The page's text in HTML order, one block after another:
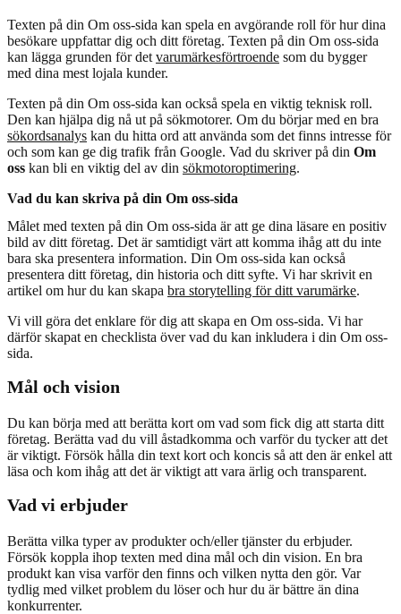
Texten på din Om oss-sida kan spela en avgörande roll för hur dina
besökare uppfattar dig och ditt företag. Texten på din Om oss-sida
kan lägga grunden för det varumärkesförtroende som du bygger
med dina mest lojala kunder.
Texten på din Om oss-sida kan också spela en viktig teknisk roll.
Den kan hjälpa dig nå ut på sökmotorer. Om du börjar med en bra
sökordsanalys kan du hitta ord att använda som det finns intresse för
och som kan ge dig trafik från Google. Vad du skriver på din Om
oss kan bli en viktig del av din sökmotoroptimering.
Vad du kan skriva på din Om oss-sida
Målet med texten på din Om oss-sida är att ge dina läsare en positiv
bild av ditt företag. Det är samtidigt värt att komma ihåg att du inte
bara ska presentera information. Din Om oss-sida kan också
presentera ditt företag, din historia och ditt syfte. Vi har skrivit en
artikel om hur du kan skapa bra storytelling för ditt varumärke.
Vi vill göra det enklare för dig att skapa en Om oss-sida. Vi har
därför skapat en checklista över vad du kan inkludera i din Om oss-
sida.
Mål och vision
Du kan börja med att berätta kort om vad som fick dig att starta ditt
företag. Berätta vad du vill åstadkomma och varför du tycker att det
är viktigt. Försök hålla din text kort och koncis så att den är enkel att
läsa och kom ihåg att det är viktigt att vara ärlig och transparent.
Vad vi erbjuder
Berätta vilka typer av produkter och/eller tjänster du erbjuder.
Försök koppla ihop texten med dina mål och din vision. En bra
produkt kan visa varför den finns och vilken nytta den gör. Var
tydlig med vilket problem du löser och hur du är bättre än dina
konkurrenter.